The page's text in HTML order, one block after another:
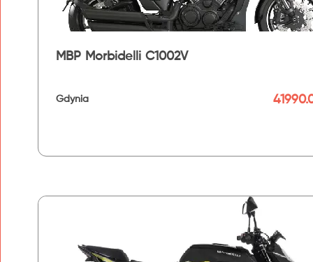
MBP Morbidelli C1002V
Gdynia